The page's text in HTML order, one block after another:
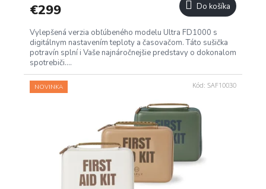
M
O
€299 Do košíka
Vylepšená verzia obľúbeného modelu Ultra FD1000 s
digitálnym nastavením teploty a časovačom. Táto sušička
potravín splní i Vaše najnáročnejšie predstavy o dokonalom
spotrebiči....
NOVINKA Kód: SAF10030